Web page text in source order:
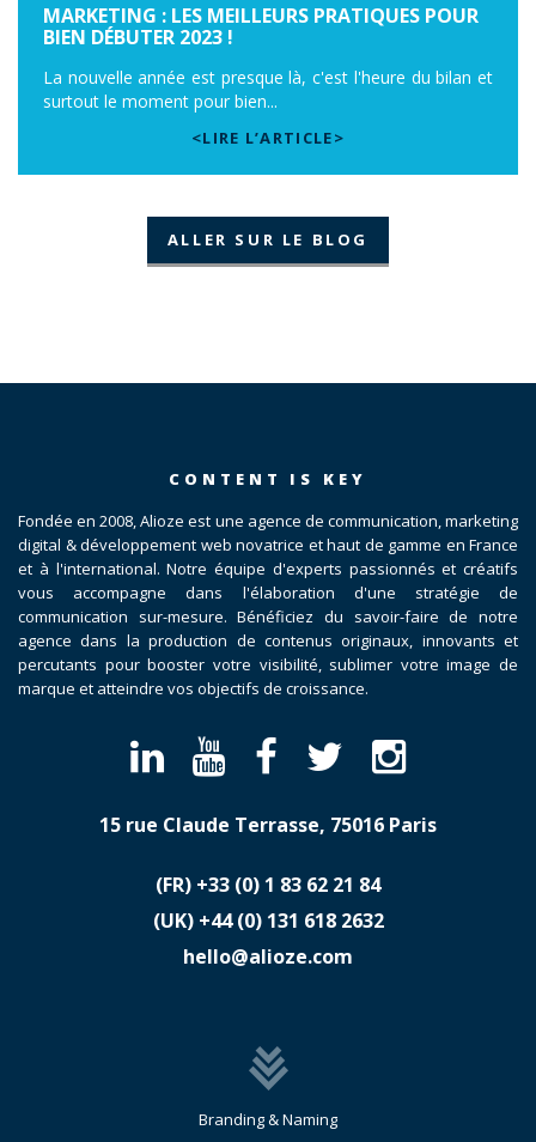
MARKETING : LES MEILLEURS PRATIQUES POUR
BIEN DÉBUTER 2023 !
La nouvelle année est presque là, c'est l'heure du bilan et
surtout le moment pour bien...
<LIRE L’ARTICLE>
ALLER SUR LE BLOG
CONTENT IS KEY
Fondée en 2008, Alioze est une agence de communication, marketing
digital & développement web novatrice et haut de gamme en France
et à l'international. Notre équipe d'experts passionnés et créatifs
vous accompagne dans l'élaboration d'une stratégie de
communication sur-mesure. Bénéficiez du savoir-faire de notre
agence dans la production de contenus originaux, innovants et
percutants pour booster votre visibilité, sublimer votre image de
marque et atteindre vos objectifs de croissance.
15 rue Claude Terrasse, 75016 Paris
(FR) ​+33 (0) 1 83 62 21 84
(UK) ​+44 (0) 131 618 2632
hello@alioze.com
Branding & Naming